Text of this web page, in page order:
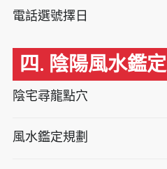
電話選號擇日
四. 陰陽風水鑑定
陰宅尋龍點穴
風水鑑定規劃